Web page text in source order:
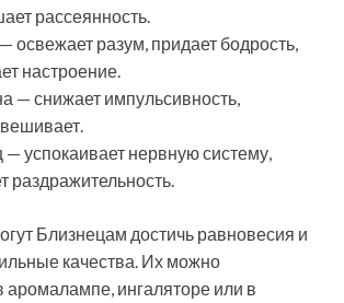
рассеянность.
освежает разум, придает бодрость,
настроение.
— снижает импульсивность,
успокаивает нервную систему,
раздражительность.
Близнецам достичь равновесия и
качества. Их можно
аромалампе, ингаляторе или в